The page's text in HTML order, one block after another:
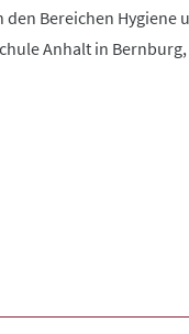
Bereichen
Anhalt in